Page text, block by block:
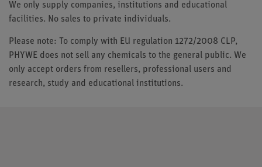
We only supply companies, institutions and educational
facilities. No sales to private individuals.
Please note: To comply with EU regulation 1272/2008 CLP,
PHYWE does not sell any chemicals to the general public. We
only accept orders from resellers, professional users and
research, study and educational institutions.